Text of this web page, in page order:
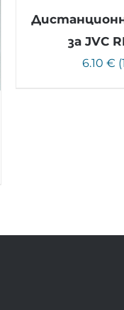
за JVC
6.10 €